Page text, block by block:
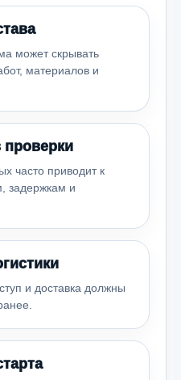
может скрывать
материалов и
проверки
часто приводит к
задержкам и
и доставка должны